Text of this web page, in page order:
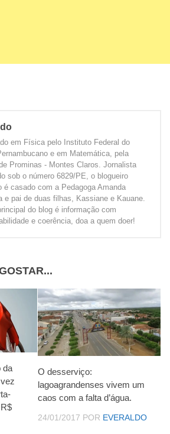
em Física pelo Instituto Federal do
e em Matemática, pela
Prominas - Montes Claros. Jornalista
sob o número 6829/PE, o blogueiro
é casado com a Pedagoga Amanda
e pai de duas filhas, Kassiane e Kauane.
do blog é informação com
e coerência, doa a quem doer!
da
O desserviço:
lagoagrandenses vivem um
caos com a falta d’água.
24/01/2017 POR EVERALDO